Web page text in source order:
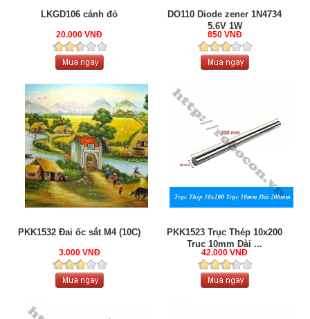
LKGD106 cánh đỏ
20.000 VNĐ
DO110 Diode zener 1N4734
5.6V 1W
850 VNĐ
PKK1532 Đai ốc sắt M4 (10C)
3.000 VNĐ
PKK1523 Trục Thép 10x200
Trục 10mm Dài ...
42.000 VNĐ